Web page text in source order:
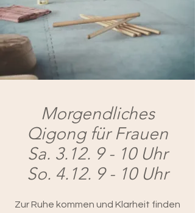
Morgendliches
Qigong für Frauen
Sa. 3.12. 9 - 10 Uhr
So. 4.12. 9 - 10 Uhr
Zur Ruhe kommen und Klarheit finden